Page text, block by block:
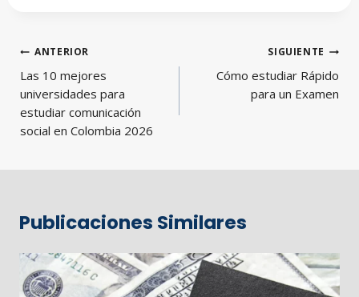
Navegación
de
entradas
ANTERIOR
Las 10 mejores
universidades para
estudiar comunicación
social en Colombia 2026
SIGUIENTE
Cómo estudiar Rápido
para un Examen
Publicaciones Similares